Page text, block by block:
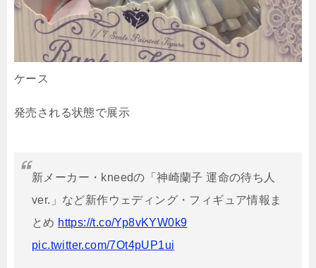
ケース
発売される状態で展示
新メーカー・kneedの「神崎蘭子 運命の待ち人
ver.」など新作ウェディング・フィギュア情報ま
とめ https://t.co/Yp8vKYW0k9
pic.twitter.com/7Ot4pUP1ui